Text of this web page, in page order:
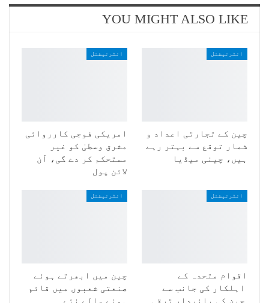
YOU MIGHT ALSO LIKE
انٹرنیشنل
چین کے تجارتی اعداد و
شمار توقع سے بہتر رہے
ہیں، چینی میڈیا
انٹرنیشنل
امریکی فوجی کارروائی
مشرق وسطیٰ کو غیر
مستحکم کر دے گی، آن
لائن پول
انٹرنیشنل
اقوام متحدہ کے
اہلکار کی جانب سے
چین کی پائیدار ترقی
انٹرنیشنل
چین میں ابھرتے ہوئے
صنعتی شعبوں میں قائم
ہونے والے نئے